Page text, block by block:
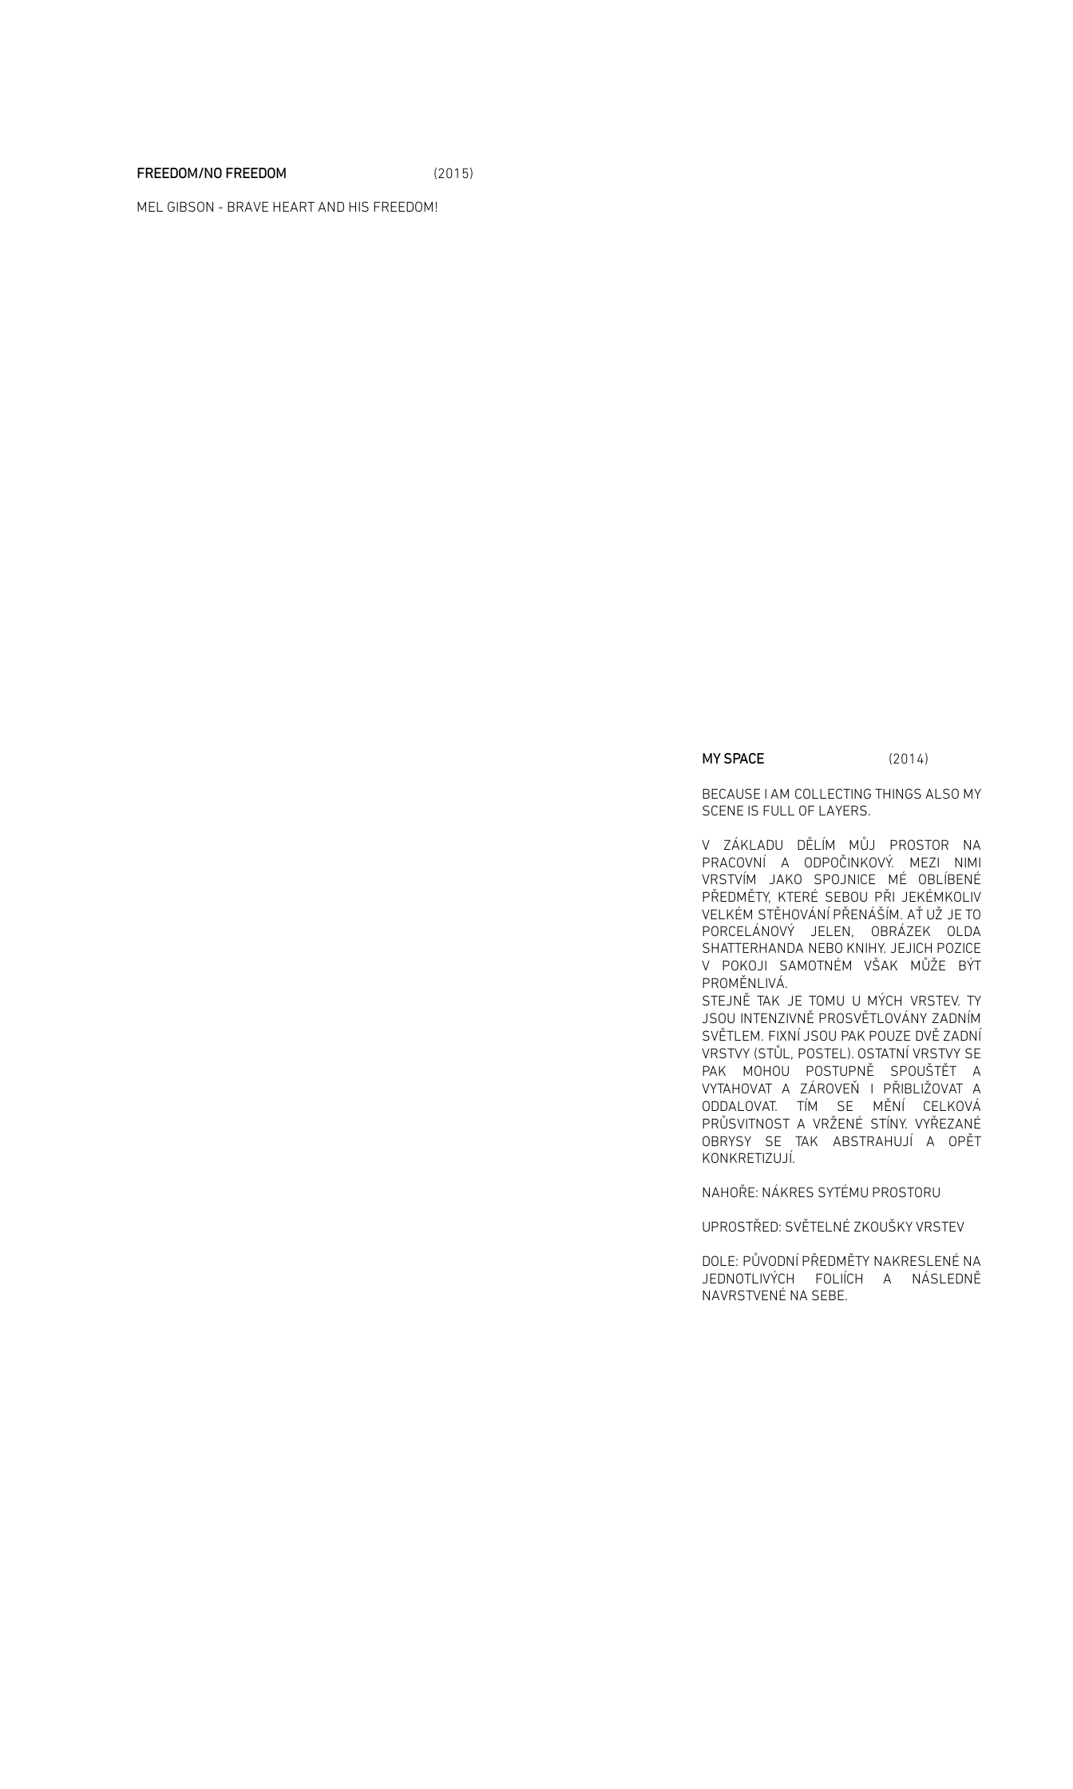
FREEDOM/NO FREEDOM (2015)
MEL GIBSON - BRAVE HEART AND HIS FREEDOM!
MY SPACE (2014)
BECAUSE I AM COLLECTING THINGS ALSO MY
SCENE IS FULL OF LAYERS.
V ZÁKLADU DĚLÍM MŮJ PROSTOR NA
PRACOVNÍ A ODPOČINKOVÝ. MEZI NIMI
VRSTVÍM JAKO SPOJNICE MÉ OBLÍBENÉ
PŘEDMĚTY, KTERÉ SEBOU PŘI JEKÉMKOLIV
VELKÉM STĚHOVÁNÍ PŘENÁŠÍM. AŤ UŽ JE TO
PORCELÁNOVÝ JELEN, OBRÁZEK OLDA
SHATTERHANDA NEBO KNIHY. JEJICH POZICE
V POKOJI SAMOTNÉM VŠAK MŮŽE BÝT
PROMĚNLIVÁ.
STEJNĚ TAK JE TOMU U MÝCH VRSTEV. TY
JSOU INTENZIVNĚ PROSVĚTLOVÁNY ZADNÍM
SVĚTLEM. FIXNÍ JSOU PAK POUZE DVĚ ZADNÍ
VRSTVY (STŮL, POSTEL). OSTATNÍ VRSTVY SE
PAK MOHOU POSTUPNĚ SPOUŠTĚT A
VYTAHOVAT A ZÁROVEŇ I PŘIBLIŽOVAT A
ODDALOVAT. TÍM SE MĚNÍ CELKOVÁ
PRŮSVITNOST A VRŽENÉ STÍNY. VYŘEZANÉ
OBRYSY SE TAK ABSTRAHUJÍ A OPĚT
KONKRETIZUJÍ.
NAHOŘE: NÁKRES SYTÉMU PROSTORU
UPROSTŘED: SVĚTELNÉ ZKOUŠKY VRSTEV
DOLE: PŮVODNÍ PŘEDMĚTY NAKRESLENÉ NA
JEDNOTLIVÝCH FOLIÍCH A NÁSLEDNĚ
NAVRSTVENÉ NA SEBE.